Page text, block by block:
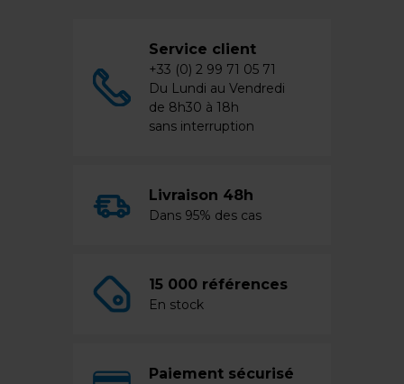
Service client
+33 (0) 2 99 71 05 71
Du Lundi au Vendredi
de 8h30 à 18h
sans interruption
Livraison 48h
Dans 95% des cas
15 000 références
En stock
Paiement sécurisé